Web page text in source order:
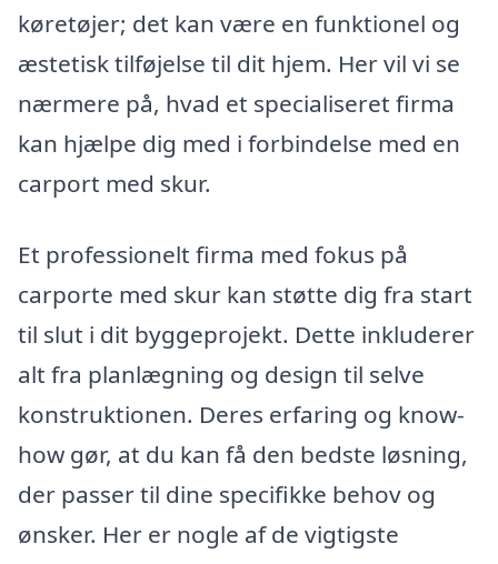
køretøjer; det kan være en funktionel og
æstetisk tilføjelse til dit hjem. Her vil vi se
nærmere på, hvad et specialiseret firma
kan hjælpe dig med i forbindelse med en
carport med skur.
Et professionelt firma med fokus på
carporte med skur kan støtte dig fra start
til slut i dit byggeprojekt. Dette inkluderer
alt fra planlægning og design til selve
konstruktionen. Deres erfaring og know-
how gør, at du kan få den bedste løsning,
der passer til dine specifikke behov og
ønsker. Her er nogle af de vigtigste